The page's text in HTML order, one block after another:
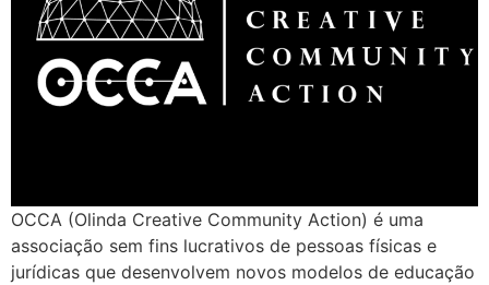
OCCA (Olinda Creative Community Action) é uma
associação sem fins lucrativos de pessoas físicas e
jurídicas que desenvolvem novos modelos de educação